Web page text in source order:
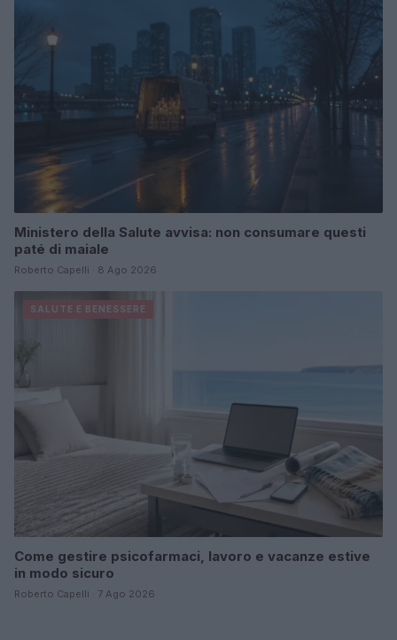
Ministero della Salute avvisa: non consumare questi
paté di maiale
Roberto Capelli · 8 Ago 2026
SALUTE E BENESSERE
Come gestire psicofarmaci, lavoro e vacanze estive
in modo sicuro
Roberto Capelli · 7 Ago 2026